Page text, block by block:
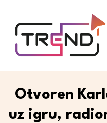
Otvoren
uz igru,